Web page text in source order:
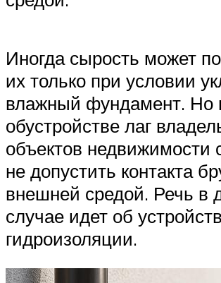
Иногда сырость может
их только при условии
влажный фундамент. Но
обустройстве лаг
объектов недвижимости
не допустить контакта
внешней средой. Речь в
случае идет об
гидроизоляции.